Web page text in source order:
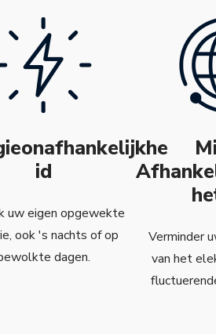
id
uw eigen opgewekte
ook 's nachts of op
dagen.
Verminder
van het